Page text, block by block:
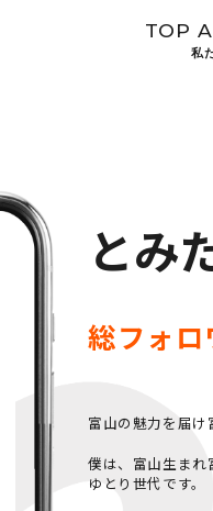
TOP
私
とみ
総フォ
富山の魅力を届け
僕は、富山生まれ
ゆとり世代です。